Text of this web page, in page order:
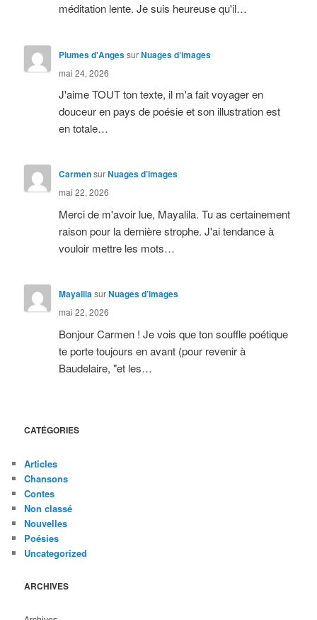
méditation lente. Je suis heureuse qu'il…
Plumes d'AngessurNuages d’images
mai 24, 2026
J'aime TOUT ton texte, il m'a fait voyager en
douceur en pays de poésie et son illustration est
en totale…
CarmensurNuages d’images
mai 22, 2026
Merci de m'avoir lue, Mayalila. Tu as certainement
raison pour la dernière strophe. J'ai tendance à
vouloir mettre les mots…
MayalilasurNuages d’images
mai 22, 2026
Bonjour Carmen ! Je vois que ton souffle poétique
te porte toujours en avant (pour revenir à
Baudelaire, "et les…
CATÉGORIES
Articles
Chansons
Contes
Non classé
Nouvelles
Poésies
Uncategorized
ARCHIVES